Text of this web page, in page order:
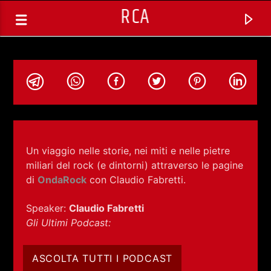
RCA
TRACCIA CORRENTE
ROCKTROTTER (REPLICA) CON
Un viaggio nelle storie, nei miti e nelle pietre
miliari del rock (e dintorni) attraverso le pagine
di OndaRock con Claudio Fabretti.
Speaker:Claudio Fabretti
Gli Ultimi Podcast:
ASCOLTA TUTTI I PODCAST